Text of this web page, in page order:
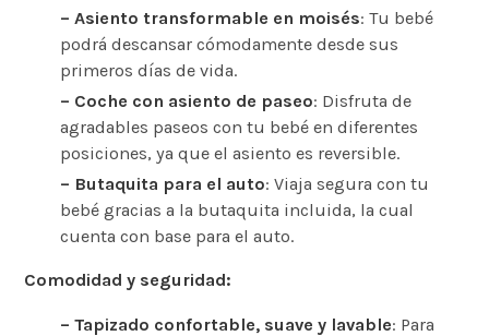
– Asiento transformable en moisés: Tu bebé
podrá descansar cómodamente desde sus
primeros días de vida.
– Coche con asiento de paseo: Disfruta de
agradables paseos con tu bebé en diferentes
posiciones, ya que el asiento es reversible.
– Butaquita para el auto: Viaja segura con tu
bebé gracias a la butaquita incluida, la cual
cuenta con base para el auto.
Comodidad y seguridad:
– Tapizado confortable, suave y lavable: Para